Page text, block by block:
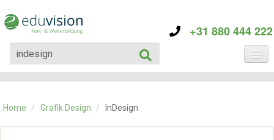
+31 880 444 222
KATEGORIE
KONTAKT
Home / Grafik Design / InDesign